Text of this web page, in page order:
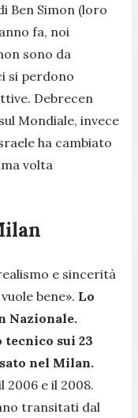
Ben Simon (loro
fa, noi
sono da
si perdono
Debrecen
Mondiale, invece
ha cambiato
volta
e sincerità
bene». Lo
Nazionale.
tecnico sui 23
nel Milan.
2006 e il 2008.
transitati dal